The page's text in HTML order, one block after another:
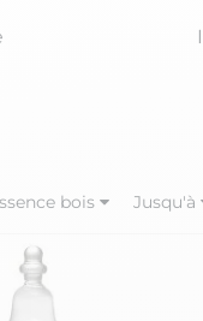
bois Jusqu'à